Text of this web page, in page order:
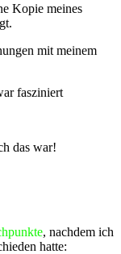
Kopie meines
mit meinem
fasziniert
das war!
, nachdem ich
hatte: